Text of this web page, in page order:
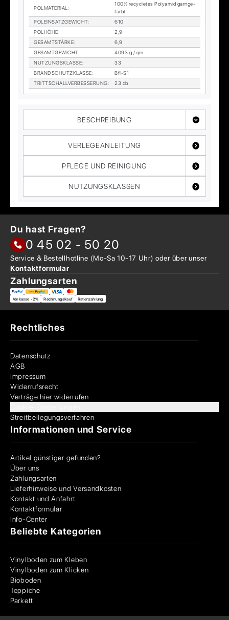
POL­MA­TE­RI­AL :
100% re­cy­cle­tes Po­ly­amid garn­ge­
färbt
POL­EIN­SATZ­GE­WICHT:
610
POL­HÖ­HE:
2,9
GE­SAMT­STÄR­KE:
6,9
GE­SAMT­GE­WICHT:
4093 g / qm
NUT­ZUNGS­KLAS­SE:
33
BRAND­SCHUTZ­KLAS­SE:
Bfl-S1
TRITT­SCHALL­VER­BES­SE­RUNG: 23 db
BESCHREIBUNG
VERLEGEANLEITUNG
PFLEGE UND REINIGUNG
NUTZUNGSKLASSEN
Du hast Fragen?
0 45 02 - 50 20
Service & Bestellhotline (Mo-Sa 10-17 Uhr) oder überunser
Kontaktformular
Zahlungsarten
Vorkasse -2% Rechnungskauf Ratenzahlung
Rechtliches
Datenschutz
AGB
Impressum
Widerrufsrecht
Verträge hier widerrufen
Streitbeilegungsverfahren
Informationen und Service
Artikel günstiger gefunden?
Über uns
Zahlungsarten
Lieferhinweise und Versandkosten
Kontakt und Anfahrt
Kontaktformular
Info-Center
Beliebte Kategorien
Vinylboden zum Kleben
Vinylboden zum Klicken
Bioboden
Teppiche
Parkett